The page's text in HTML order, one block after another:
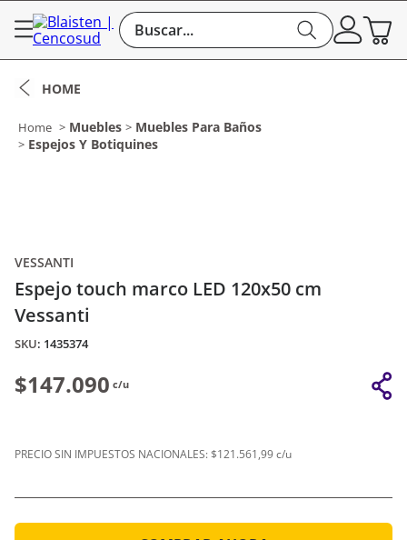
Buscar...
Muebles
Muebles Para Baños
Espejos Y Botiquines
VESSANTI
Espejo touch marco LED 120x50 cm
Vessanti
: 1435374
$147.090 c/u
PRECIO SIN IMPUESTOS NACIONALES:$121.561,99 c/u